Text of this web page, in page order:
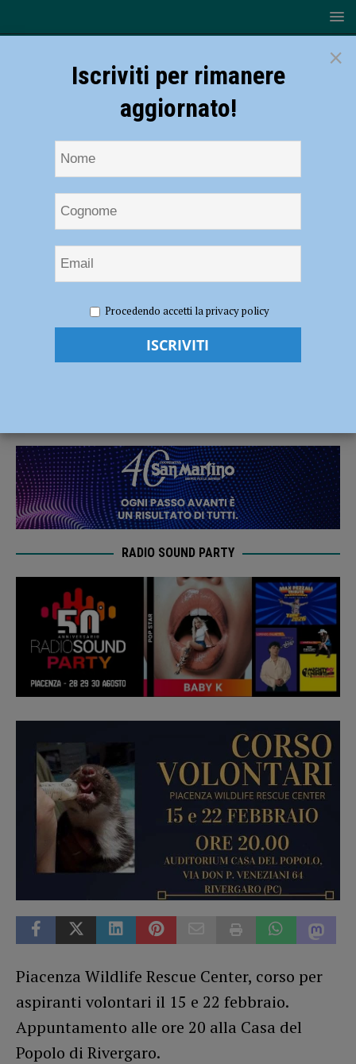
Rescue Center, corso per aspiranti volontari il 15 e 22 febbraio
Piacenza Wildlife Rescue Center, corso
RADIO SOUND PARTY
Piacenza Wildlife Rescue Center, corso per
aspiranti volontari il 15 e 22 febbraio.
Appuntamento alle ore 20 alla Casa del
Popolo di Rivergaro.
×
Iscriviti per rimanere
aggiornato!
Procedendo accetti la privacy policy